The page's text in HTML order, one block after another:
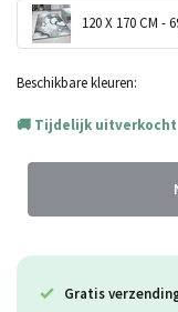
120 X 170 CM -
Beschikbare kleuren:
Tijdelijk uitverkocht
Gratis